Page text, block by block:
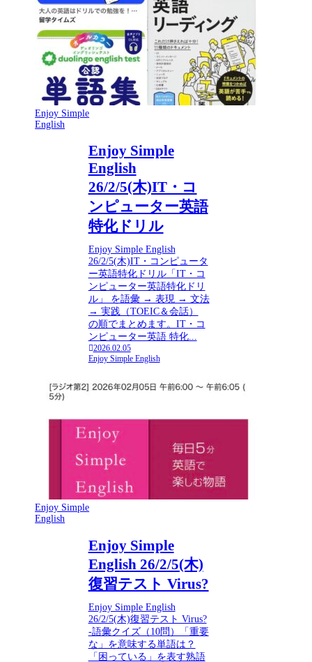
Enjoy Simple
English
Enjoy Simple
English
26/2/5(木)IT・コ
ンピューター英語
特化ドリル
Enjoy Simple English
26/2/5(木)IT・コンピュータ
ー英語特化ドリル「IT・コ
ンピューター英語特化ドリ
ル」 を語彙 → 表現 → 文法
→ 実践（TOEIC＆会話）
の順でまとめます。IT・コ
ンピューター英語 特化...
2026.02.05
Enjoy Simple English
Enjoy Simple
English
Enjoy Simple
English 26/2/5(木)
復習テスト Virus?
Enjoy Simple English
26/2/5(木)復習テスト Virus?
-語彙クイズ（10問）「重要
な」を意味する単語は？
「困っている」を表す熟語